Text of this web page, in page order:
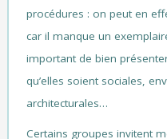
procédures : on peut en
car il manque un
important de bien
qu’elles soient sociales,
architecturales…
Certains groupes invitent